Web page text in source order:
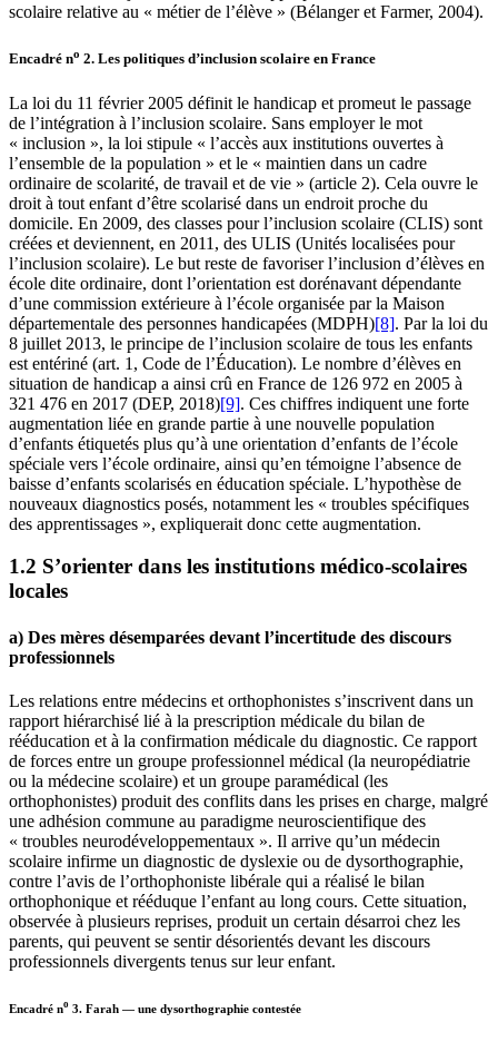
scolaire relative au « métier de l’élève » (Bélanger et Farmer, 2004).
Encadré no 2. Les politiques d’inclusion scolaire en France
La loi du 11 février 2005 définit le handicap et promeut le passage
de l’intégration à l’inclusion scolaire. Sans employer le mot
« inclusion », la loi stipule « l’accès aux institutions ouvertes à
l’ensemble de la population » et le « maintien dans un cadre
ordinaire de scolarité, de travail et de vie » (article 2). Cela ouvre le
droit à tout enfant d’être scolarisé dans un endroit proche du
domicile. En 2009, des classes pour l’inclusion scolaire (CLIS) sont
créées et deviennent, en 2011, des ULIS (Unités localisées pour
l’inclusion scolaire). Le but reste de favoriser l’inclusion d’élèves en
école dite ordinaire, dont l’orientation est dorénavant dépendante
d’une commission extérieure à l’école organisée par la Maison
départementale des personnes handicapées (MDPH)[8]. Par la loi du
8 juillet 2013, le principe de l’inclusion scolaire de tous les enfants
est entériné (art. 1, Code de l’Éducation). Le nombre d’élèves en
situation de handicap a ainsi crû en France de 126 972 en 2005 à
321 476 en 2017 (DEP, 2018)[9]. Ces chiffres indiquent une forte
augmentation liée en grande partie à une nouvelle population
d’enfants étiquetés plus qu’à une orientation d’enfants de l’école
spéciale vers l’école ordinaire, ainsi qu’en témoigne l’absence de
baisse d’enfants scolarisés en éducation spéciale. L’hypothèse de
nouveaux diagnostics posés, notamment les « troubles spécifiques
des apprentissages », expliquerait donc cette augmentation.
1.2 S’orienter dans les institutions médico-scolaires
locales
a) Des mères désemparées devant l’incertitude des discours
professionnels
Les relations entre médecins et orthophonistes s’inscrivent dans un
rapport hiérarchisé lié à la prescription médicale du bilan de
rééducation et à la confirmation médicale du diagnostic. Ce rapport
de forces entre un groupe professionnel médical (la neuropédiatrie
ou la médecine scolaire) et un groupe paramédical (les
orthophonistes) produit des conflits dans les prises en charge, malgré
une adhésion commune au paradigme neuroscientifique des
« troubles neurodéveloppementaux ». Il arrive qu’un médecin
scolaire infirme un diagnostic de dyslexie ou de dysorthographie,
contre l’avis de l’orthophoniste libérale qui a réalisé le bilan
orthophonique et rééduque l’enfant au long cours. Cette situation,
observée à plusieurs reprises, produit un certain désarroi chez les
parents, qui peuvent se sentir désorientés devant les discours
professionnels divergents tenus sur leur enfant.
Encadré no 3. Farah — une dysorthographie contestée